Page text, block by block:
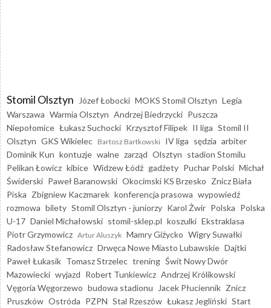
Stomil Olsztyn Józef Łobocki MOKS Stomil Olsztyn Legia
Warszawa Warmia Olsztyn Andrzej Biedrzycki Puszcza
Niepołomice Łukasz Suchocki Krzysztof Filipek II liga Stomil II
Olsztyn GKS Wikielec Bartosz Bartkowski IV liga sędzia arbiter
Dominik Kun kontuzje walne zarząd Olsztyn stadion Stomilu
Pelikan Łowicz kibice Widzew Łódź gadżety Puchar Polski Michał
Świderski Paweł Baranowski Okocimski KS Brzesko Znicz Biała
Piska Zbigniew Kaczmarek konferencja prasowa wypowiedź
rozmowa bilety Stomil Olsztyn - juniorzy Karol Żwir Polska Polska
U-17 Daniel Michałowski stomil-sklep.pl koszulki Ekstraklasa
Piotr Grzymowicz Artur Aluszyk Mamry Giżycko Wigry Suwałki
Radosław Stefanowicz Drwęca Nowe Miasto Lubawskie Dajtki
Paweł Łukasik Tomasz Strzelec trening Świt Nowy Dwór
Mazowiecki wyjazd Robert Tunkiewicz Andrzej Królikowski
Vęgoria Węgorzewo budowa stadionu Jacek Płuciennik Znicz
Pruszków Ostróda PZPN Stal Rzeszów Łukasz Jegliński Start